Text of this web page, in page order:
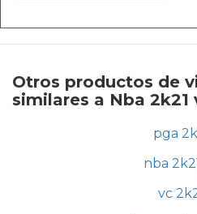
Otros productos de
similares a Nba 2k21
pga
nba
vc